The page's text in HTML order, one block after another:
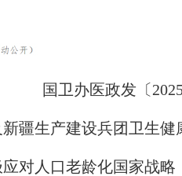
国卫办医政发〔
疆生产建设兵团卫生
人口老龄化国家战略